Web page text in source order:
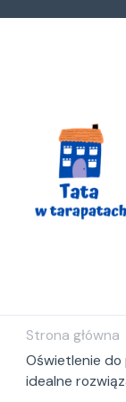
Strona główna
Oświetlenie
idealne